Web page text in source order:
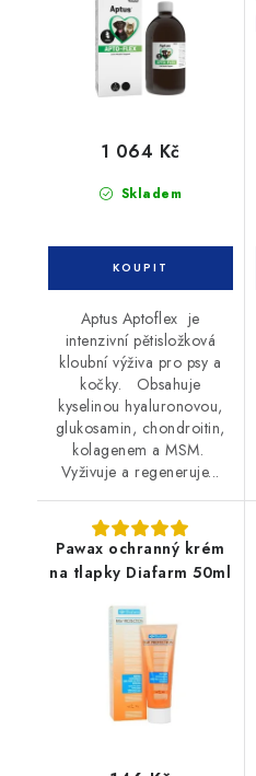
Skladem
1 064 Kč
Aptus Aptoflex je
intenzivní pětisložková
kloubní výživa pro psy a
kočky. Obsahuje
kyselinou hyaluronovou,
glukosamin, chondroitin,
kolagenem a MSM.
Vyživuje a regeneruje...
Pawax ochranný krém
na tlapky Diafarm 50ml